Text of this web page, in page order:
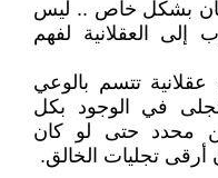
بشكل خاص .. ليس
إلى العقلانية لفهم
عقلانية تتسم بالوعي
في الوجود بكل
محدد حتى لو كان
أرقى تجليات الخالق.